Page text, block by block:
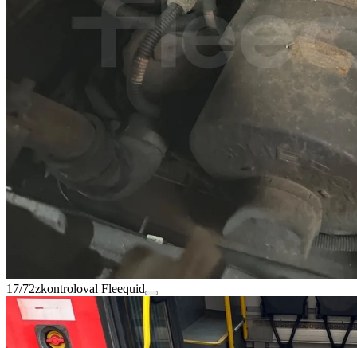
17/72zkontroloval Fleequid